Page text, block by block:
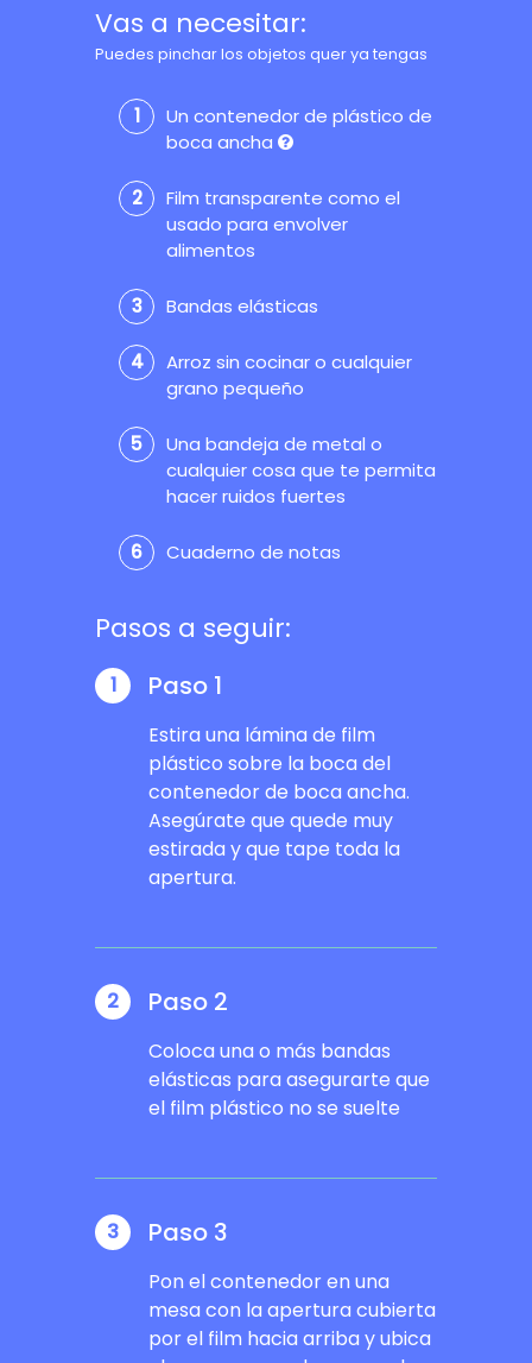
Vas a necesitar:
Puedes pinchar los objetos quer ya tengas
Un contenedor de plástico de
boca ancha
Film transparente como el
usado para envolver
alimentos
Bandas elásticas
Arroz sin cocinar o cualquier
grano pequeño
Una bandeja de metal o
cualquier cosa que te permita
hacer ruidos fuertes
Cuaderno de notas
Pasos a seguir:
1 Paso 1
Estira una lámina de film
plástico sobre la boca del
contenedor de boca ancha.
Asegúrate que quede muy
estirada y que tape toda la
apertura.
2 Paso 2
Coloca una o más bandas
elásticas para asegurarte que
el film plástico no se suelte
3 Paso 3
Pon el contenedor en una
mesa con la apertura cubierta
por el film hacia arriba y ubica